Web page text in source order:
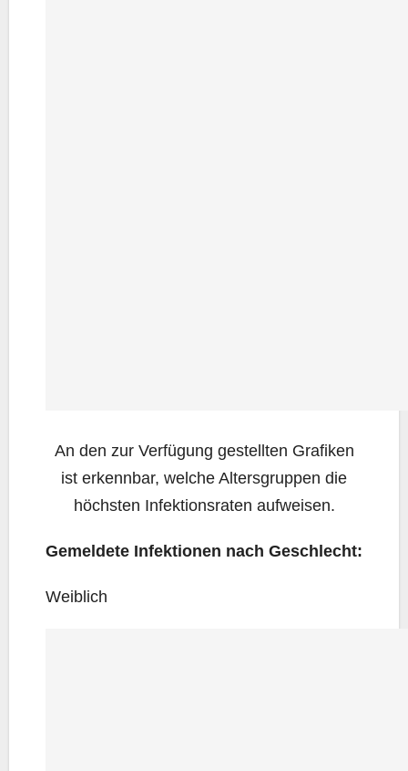
An den zur Ver­fü­gung gestell­ten Gra­fi­ken
ist erkenn­bar, wel­che Alters­grup­pen die
höchs­ten Infek­ti­ons­ra­ten aufweisen.
Gemel­de­te Infek­tio­nen nach Geschlecht:
Weib­lich